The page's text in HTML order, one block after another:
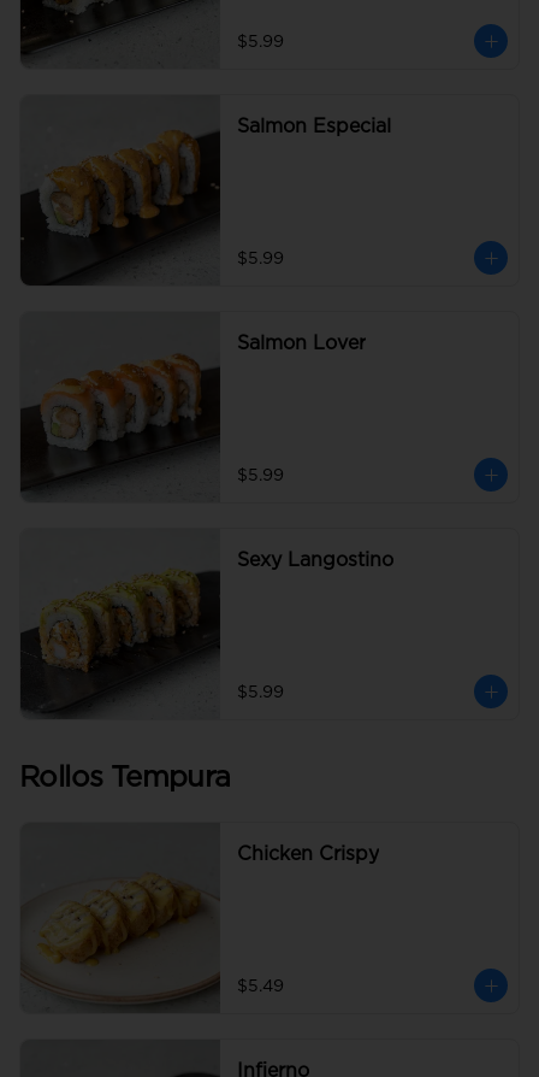
$5.99
Salmon Especial
$5.99
Salmon Lover
$5.99
Sexy Langostino
$5.99
Rollos Tempura
Chicken Crispy
$5.49
Infierno